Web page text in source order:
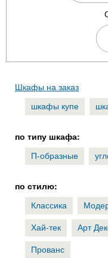
Шкафы на заказ
шкафы купе
по типу шкафа:
П-образные
по стилю:
Классика
Хай-тек
Арт
Прованс